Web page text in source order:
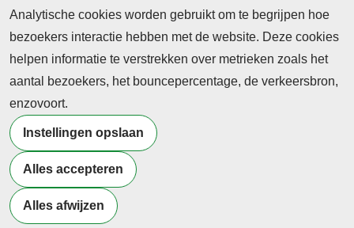
Analytische cookies worden gebruikt om te begrijpen hoe
bezoekers interactie hebben met de website. Deze cookies
helpen informatie te verstrekken over metrieken zoals het
aantal bezoekers, het bouncepercentage, de verkeersbron,
enzovoort.
Instellingen opslaan
Alles accepteren
Alles afwijzen
Meld u aan voor onze nieuwsbrief
Ontvang 2 keer per maand de nieuwsbrief met
persberichten, actualiteiten, nieuws en personalia uit het
beroepsonderwijs.
©2026 Profiel Actueel
Designed & Powered by